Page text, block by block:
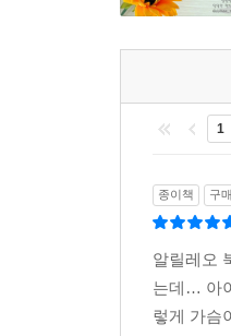
않고 싸우기
있습니다. 앞
1
종이책 구매
알릴레오
는데… 아
렇게 가슴